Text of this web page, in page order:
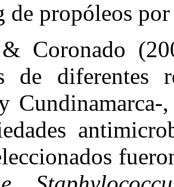
de propóleos
Coronado
de diferentes